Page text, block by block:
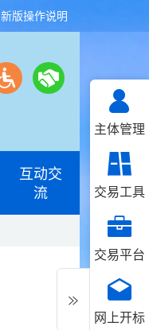
新版操作说明
互动交
流
主体管理
交易工具
交易平台
网上开标